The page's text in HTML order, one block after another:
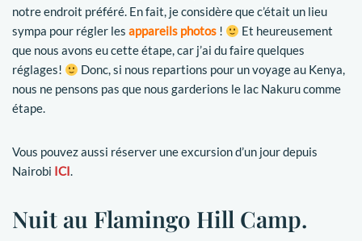
notre endroit préféré. En fait, je considère que c’était un lieu
sympa pour régler les appareils photos !
Et heureusement
que nous avons eu cette étape, car j’ai du faire quelques
réglages!
Donc, si nous repartions pour un voyage au Kenya,
nous ne pensons pas que nous garderions le lac Nakuru comme
étape.
Vous pouvez aussi réserver une excursion d’un jour depuis
Nairobi ICI.
Nuit au Flamingo Hill Camp.